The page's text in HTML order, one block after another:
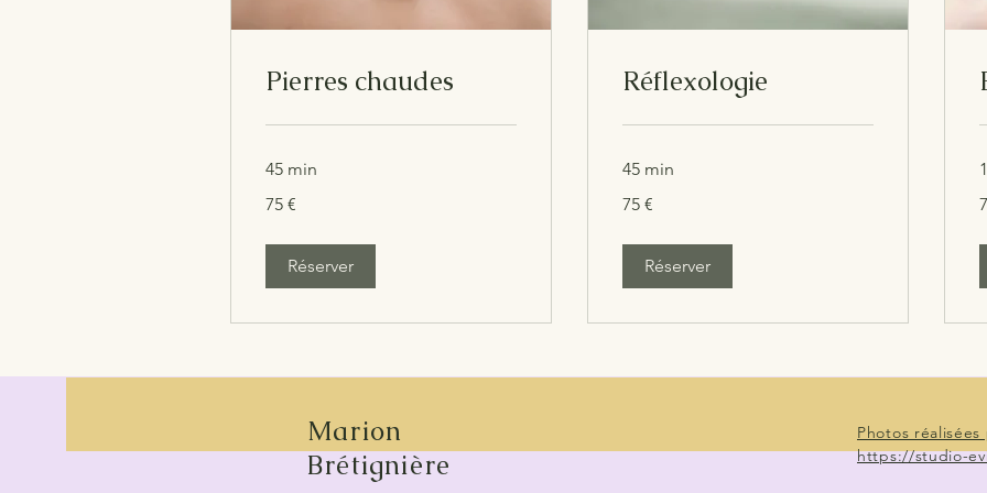
Pierres chaudes
45 min
euros
75 €
Réserver
Réflexologie
45 min
euros
75 €
Réserver
Photos réalisées
https://studio-
Marion
Brétignière